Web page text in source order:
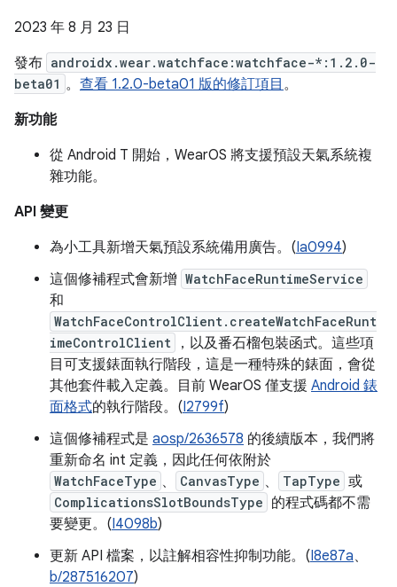
2023 年 8 月 23 日
發布 androidx.wear.watchface:watchface-*:1.2.0-
beta01 。 查看 1.2.0-beta01 版的修訂項目 。
新功能
從 Android T 開始，WearOS 將支援預設天氣系統複
雜功能。
API 變更
為小工具新增天氣預設系統備用廣告。(Ia0994)
這個修補程式會新增 WatchFaceRuntimeService
和
WatchFaceControlClient.createWatchFaceRunt
imeControlClient
，以及番石榴包裝函式。這些項
目可支援錶面執行階段，這是一種特殊的錶面，會從
其他套件載入定義。目前 WearOS 僅支援 Android 錶
面格式的執行階段。(I2799f)
這個修補程式是 aosp/2636578 的後續版本，我們將
重新命名 int 定義，因此任何依附於
WatchFaceType 、 CanvasType 、 TapType 或
ComplicationsSlotBoundsType 的程式碼都不需
要變更。(I4098b)
更新 API 檔案，以註解相容性抑制功能。(I8e87a、
b/287516207)